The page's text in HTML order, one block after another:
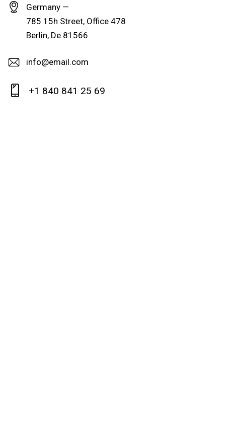
Germany —
785 15h Street, Office 478
Berlin, De 81566
info@email.com
+1 840 841 25 69